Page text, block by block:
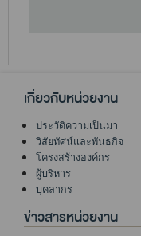
เกี่ยวกับหน่วยงาน
ประวัติความเป็นมา
วิสัยทัศน์และพันธกิจ
โครงสร้างองค์กร
ผู้บริหาร
บุคลากร
ข่าวสารหน่วยงาน